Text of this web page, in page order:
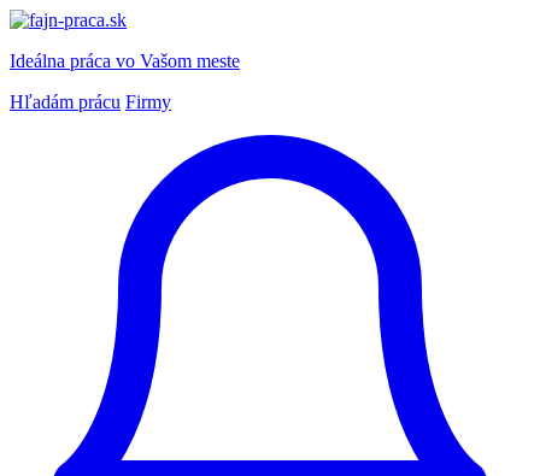
Ideálna práca vo Vašom meste
Hľadám prácu Firmy